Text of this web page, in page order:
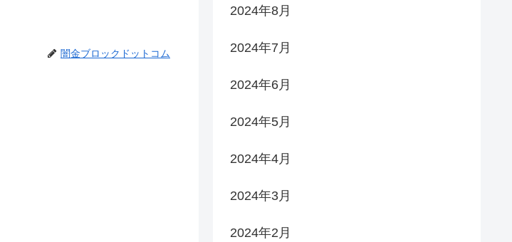
闇金ブロックドットコム
2024年8月
2024年7月
2024年6月
2024年5月
2024年4月
2024年3月
2024年2月